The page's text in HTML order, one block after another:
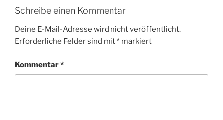
Schreibe einen Kommentar
Deine E-Mail-Adresse wird nicht veröffentlicht.
Erforderliche Felder sind mit* markiert
Kommentar*